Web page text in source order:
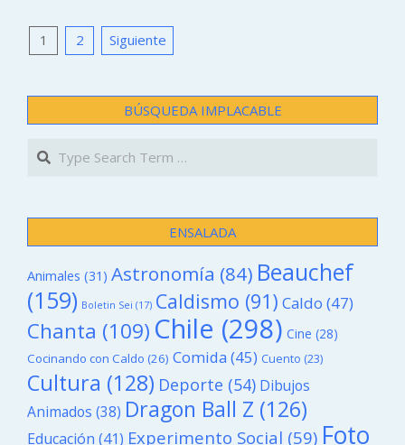
PAGINACIÓN
ENTRADAS
1 2 Siguiente
BÚSQUEDA IMPLACABLE
Search
ENSALADA
Animales (31) Astronomía (84) Beauchef
(159) Boletin Sei (17) Caldismo (91) Caldo (47)
Chanta (109) Chile (298) Cine (28)
Cocinando con Caldo (26) Comida (45) Cuento (23)
Cultura (128) Deporte (54) Dibujos
Animados (38) Dragon Ball Z (126)
Educación (41) Experimento Social (59) Foto